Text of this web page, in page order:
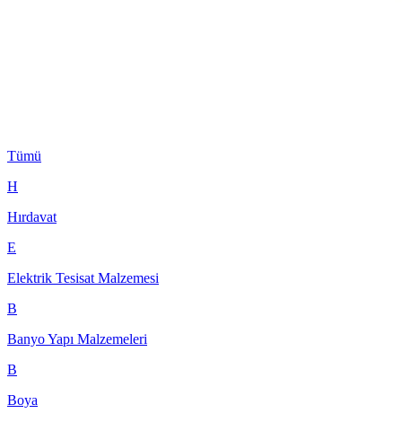
Tümü
H
Hırdavat
E
Elektrik Tesisat Malzemesi
B
Banyo Yapı Malzemeleri
B
Boya